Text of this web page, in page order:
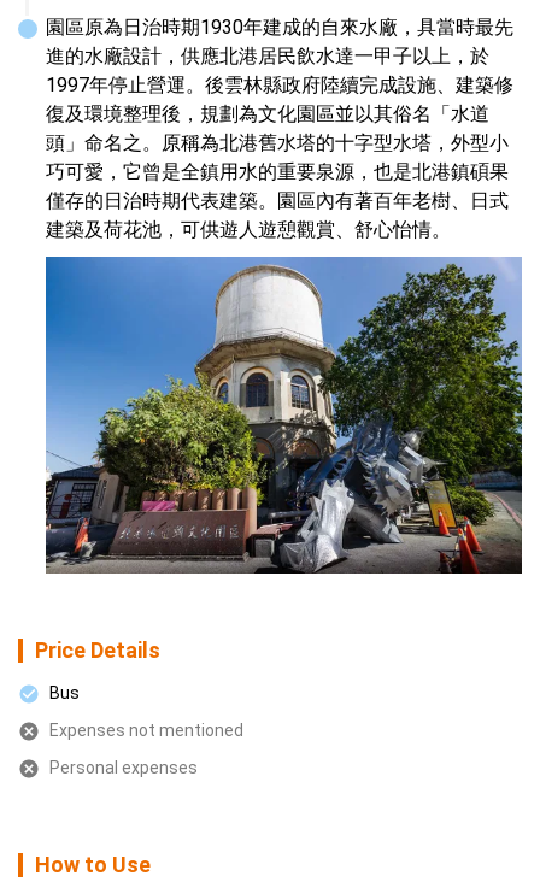
園區原為日治時期1930年建成的自來水廠，具當時最先
進的水廠設計，供應北港居民飲水達一甲子以上，於
1997年停止營運。後雲林縣政府陸續完成設施、建築修
復及環境整理後，規劃為文化園區並以其俗名「水道
頭」命名之。原稱為北港舊水塔的十字型水塔，外型小
巧可愛，它曾是全鎮用水的重要泉源，也是北港鎮碩果
僅存的日治時期代表建築。園區內有著百年老樹、日式
建築及荷花池，可供遊人遊憩觀賞、舒心怡情。
Price Details
Bus
Expenses not mentioned
Personal expenses
How to Use